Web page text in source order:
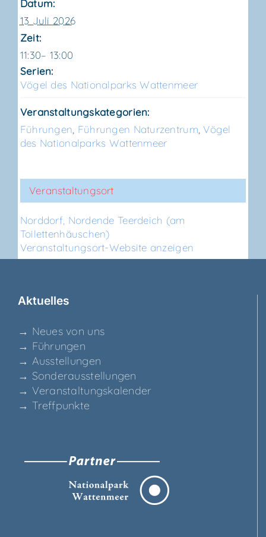
Datum:
13 Juli 2026
Zeit:
11:30– 13:00
Serien:
Vögel des Natio­nal­parks Wattenmeer
Veranstaltungskategorien:
Führungen, Führungen Naturzentrum,Vögel
des Nationalparks Wattenmeer
Veranstaltungsort
Nord­dorf, Nor­den­de Teer­deich (am
Toilettenhäuschen)
Veranstaltungsort-Website anzeigen
Aktu­el­les
→ Neu­es von uns
→ Füh­run­gen
→ Aus­stel­lun­gen
→ Son­der­aus­stel­lun­gen
→ Ver­an­stal­tungs­ka­len­der
→ Treff­punk­te